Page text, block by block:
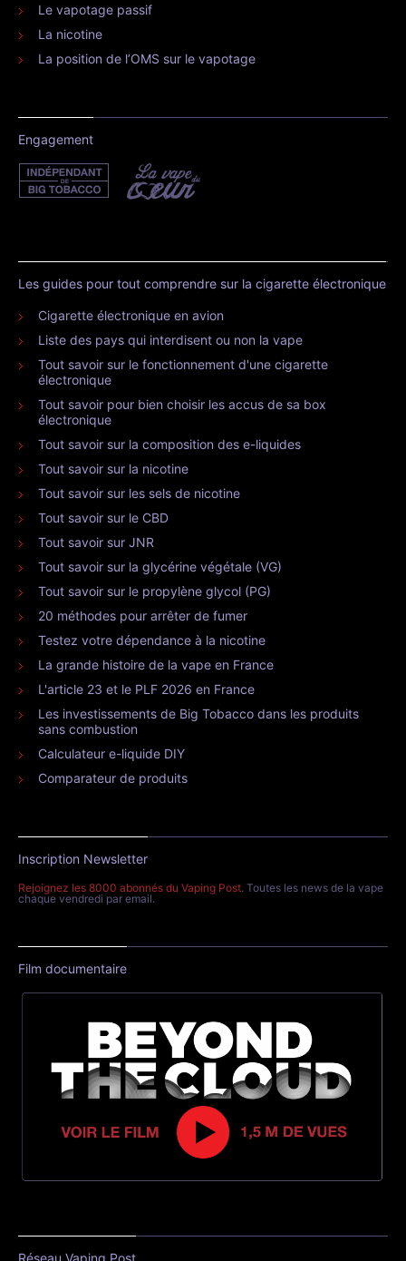
Le vapotage passif
La nicotine
La position de l’OMS sur le vapotage
Engagement
Les guides pour tout comprendre sur la cigarette électronique
Cigarette électronique en avion
Liste des pays qui interdisent ou non la vape
Tout savoir sur le fonctionnement d'une cigarette
électronique
Tout savoir pour bien choisir les accus de sa box
électronique
Tout savoir sur la composition des e-liquides
Tout savoir sur la nicotine
Tout savoir sur les sels de nicotine
Tout savoir sur le CBD
Tout savoir sur JNR
Tout savoir sur la glycérine végétale (VG)
Tout savoir sur le propylène glycol (PG)
20 méthodes pour arrêter de fumer
Testez votre dépendance à la nicotine
La grande histoire de la vape en France
L'article 23 et le PLF 2026 en France
Les investissements de Big Tobacco dans les produits
sans combustion
Calculateur e-liquide DIY
Comparateur de produits
Inscription Newsletter
Rejoignez les 8000 abonnés du Vaping Post. Toutes les news de la vape
chaque vendredi par email.
Film documentaire